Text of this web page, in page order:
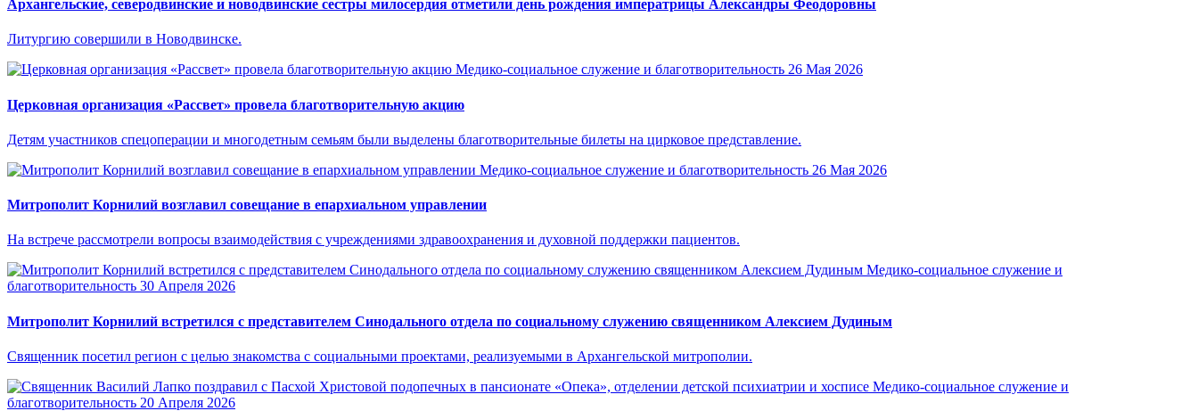
Архангельские, северодвинские и новодвинские сестры милосердия отметили день рождения императрицы Александры Феодоровны
Литургию совершили в Новодвинске.
Медико-социальное служение и благотворительность 26 Мая 2026
Церковная организация «Рассвет» провела благотворительную акцию
Детям участников спецоперации и многодетным семьям были выделены благотворительные билеты на цирковое представление.
Медико-социальное служение и благотворительность 26 Мая 2026
Митрополит Корнилий возглавил совещание в епархиальном управлении
На встрече рассмотрели вопросы взаимодействия с учреждениями здравоохранения и духовной поддержки пациентов.
Медико-социальное служение и
благотворительность 30 Апреля 2026
Митрополит Корнилий встретился с представителем Синодального отдела по социальному служению священником Алексием Дудиным
Священник посетил регион с целью знакомства с социальными проектами, реализуемыми в Архангельской митрополии.
Медико-социальное служение и
благотворительность 20 Апреля 2026